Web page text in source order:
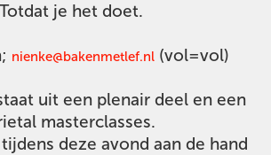
Totdat je het doet.
nienke@bakenmetlef.nl (vol=vol)
uit een plenair deel en een
masterclasses.
deze avond aan de hand